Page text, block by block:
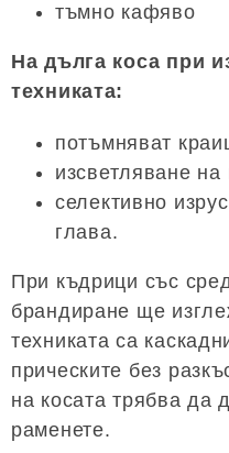
тъмно кафяво
На дълга коса при
техниката:
потъмняват
изсветляване
селективно
глава.
При къдрици със
брандиране ще
техниката са
прическите без
на косата трябва да
раменете.